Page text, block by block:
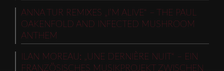
ANNA TUR REMIXES „I’M ALIVE“ – THE PAUL
OAKENFOLD AND INFECTED MUSHROOM
ANTHEM
ILAN MOREAU: „UNE DERNIÈRE NUIT“ – EIN
FRANZÖSISCHES MUSIKPROJEKT ZWISCHEN